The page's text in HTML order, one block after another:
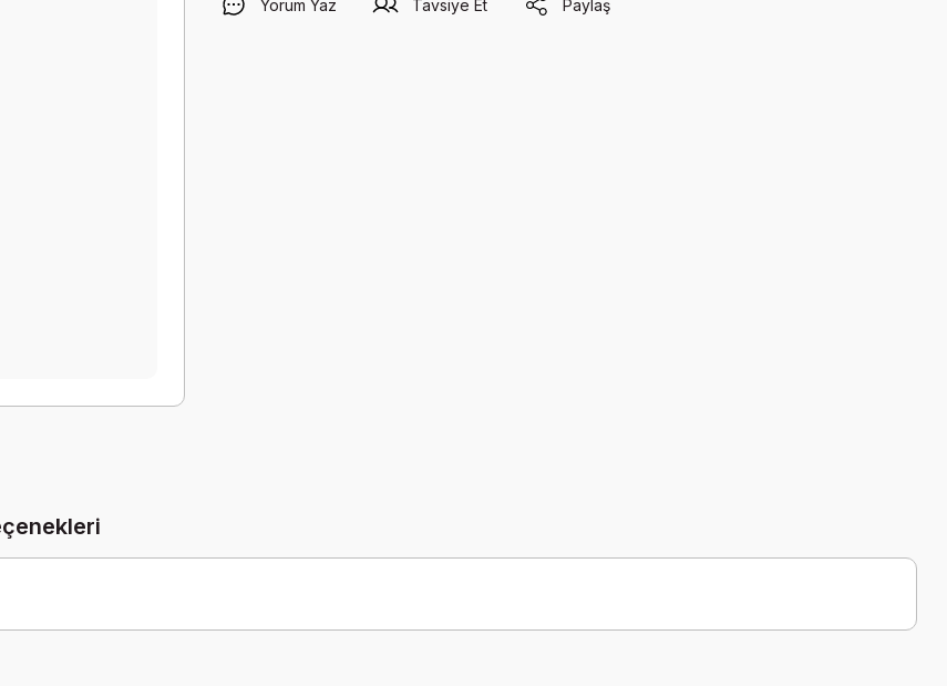
Yorum Yaz Tavsiye Et Paylaş